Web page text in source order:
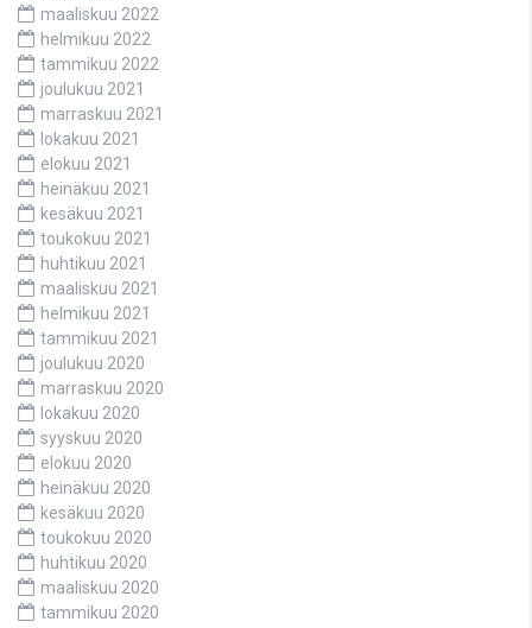
maaliskuu 2022
helmikuu 2022
tammikuu 2022
joulukuu 2021
marraskuu 2021
lokakuu 2021
elokuu 2021
heinäkuu 2021
kesäkuu 2021
toukokuu 2021
huhtikuu 2021
maaliskuu 2021
helmikuu 2021
tammikuu 2021
joulukuu 2020
marraskuu 2020
lokakuu 2020
syyskuu 2020
elokuu 2020
heinäkuu 2020
kesäkuu 2020
toukokuu 2020
huhtikuu 2020
maaliskuu 2020
tammikuu 2020